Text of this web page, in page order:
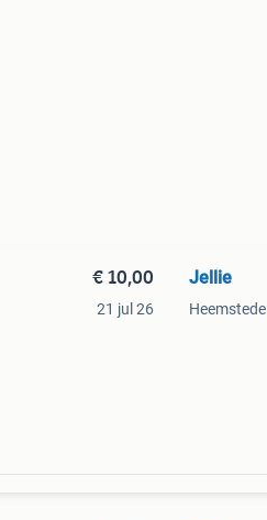
€ 10,00
21 jul 26
Jellie
Heemstede